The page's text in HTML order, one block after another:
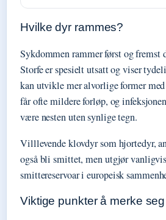
Hvilke dyr rammes?
Sykdommen rammer først og fremst
Storfe er spesielt utsatt og viser
kan utvikle mer alvorlige former
får ofte mildere forløp, og
være nesten uten synlige tegn.
Villlevende klovdyr som hjortedyr,
også bli smittet, men utgjør
smittereservoar i europeisk
Viktige punkter å merke seg